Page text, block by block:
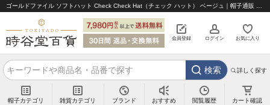
会員登録 ログイン お気に入り
検索 詳しく探す
帽子カテゴリ 雑貨カテゴリ ブランド おすすめ 閲覧履歴 カート確認